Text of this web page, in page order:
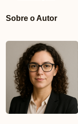
Sobre o Autor